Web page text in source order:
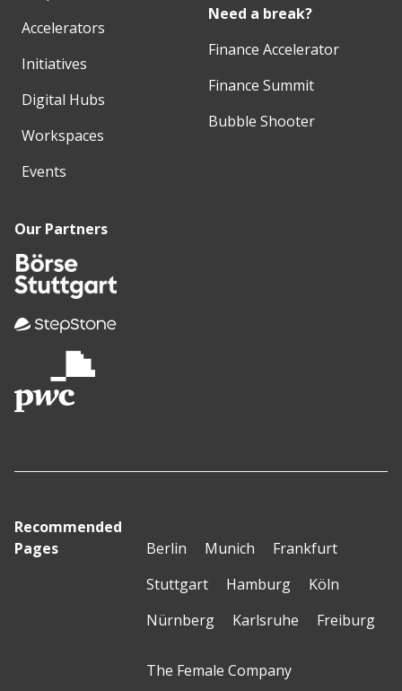
Accelerators
Initiatives
Digital Hubs
Workspaces
Events
Need a break?
Finance Accelerator
Finance Summit
Bubble Shooter
Our Partners
Recommended
Pages
Berlin Munich
Frankfurt
Stuttgart
Hamburg
Köln
Nürnberg
Karlsruhe Freiburg
The Female Company